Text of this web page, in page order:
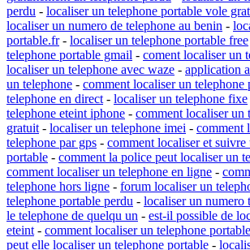
perdu - localiser un telephone portable vole
localiser un numero de telephone au benin -
portable.fr- localiser un telephone portable free
telephone portable gmail - coment localiser un
localiser un telephone avec waze - application
un telephone - comment localiser un telephone
telephone en direct - localiser un telephone fixe
telephone eteint iphone - comment localiser un
gratuit - localiser un telephone imei - comment
telephone par gps - comment localiser et suivre
portable - comment la police peut localiser un
comment localiser un telephone en ligne -
telephone hors ligne - forum localiser un
telephone portable perdu - localiser un numero
le telephone de quelqu un - est-il possible de
eteint - comment localiser un telephone
peut elle localiser un telephone portable -